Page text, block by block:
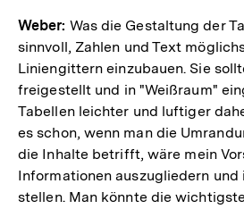
Weber: Was die Gestaltung der
sinnvoll, Zahlen und Text
Liniengittern einzubauen. Sie
freigestellt und in "Weißraum"
Tabellen leichter und luftiger
es schon, wenn man die
die Inhalte betrifft, wäre mein
Informationen auszugliedern und
stellen. Man könnte die